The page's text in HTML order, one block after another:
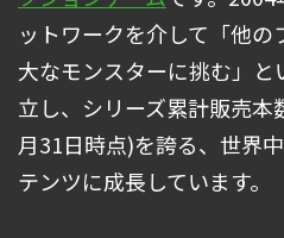
ットワークを介して「他
大なモンスターに挑む」
立し、シリーズ累計販売
月31日時点)を誇る、世界
テンツに成長しています。